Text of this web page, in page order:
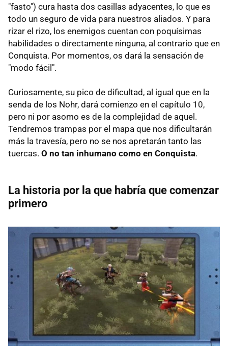
"fasto") cura hasta dos casillas adyacentes, lo que es
todo un seguro de vida para nuestros aliados. Y para
rizar el rizo, los enemigos cuentan con poquísimas
habilidades o directamente ninguna, al contrario que en
Conquista. Por momentos, os dará la sensación de
"modo fácil".
Curiosamente, su pico de dificultad, al igual que en la
senda de los Nohr, dará comienzo en el capítulo 10,
pero ni por asomo es de la complejidad de aquel.
Tendremos trampas por el mapa que nos dificultarán
más la travesía, pero no se nos apretarán tanto las
tuercas. O no tan inhumano como en Conquista.
La historia por la que habría que comenzar
primero